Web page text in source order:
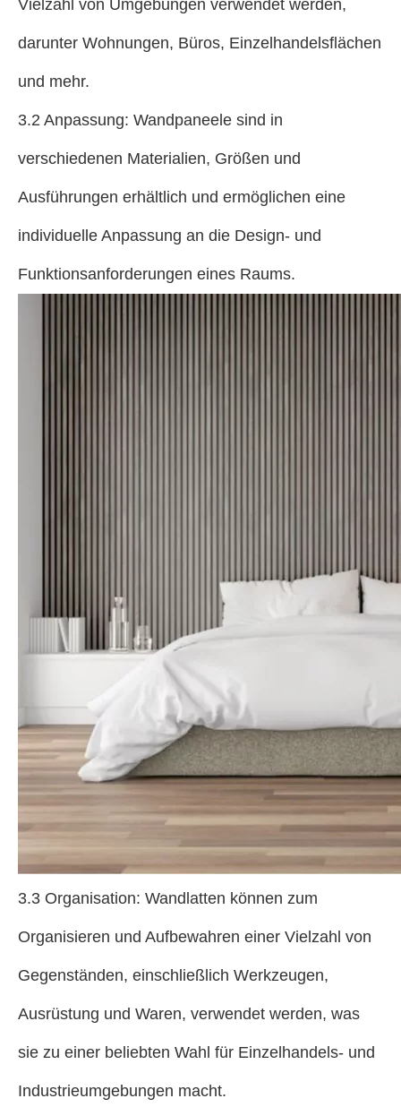
Vielzahl von Umgebungen verwendet werden,
darunter Wohnungen, Büros, Einzelhandelsflächen
und mehr.
3.2 Anpassung: Wandpaneele sind in
verschiedenen Materialien, Größen und
Ausführungen erhältlich und ermöglichen eine
individuelle Anpassung an die Design- und
Funktionsanforderungen eines Raums.
3.3 Organisation: Wandlatten können zum
Organisieren und Aufbewahren einer Vielzahl von
Gegenständen, einschließlich Werkzeugen,
Ausrüstung und Waren, verwendet werden, was
sie zu einer beliebten Wahl für Einzelhandels- und
Industrieumgebungen macht.